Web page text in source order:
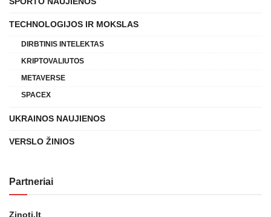
TECHNOLOGIJOS IR MOKSLAS
DIRBTINIS INTELEKTAS
KRIPTOVALIUTOS
METAVERSE
SPACEX
UKRAINOS NAUJIENOS
VERSLO ŽINIOS
Partneriai
Zinoti.lt